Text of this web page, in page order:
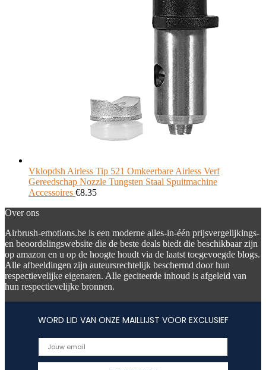
Vklopdsh Airless Tip 521 Omkeerbare Airless Verf
Gereedschap Nozzle Tungsten Staal Spuitmachine
Accessoires €8.35
Over ons
Airbrush-emotions.be is een moderne alles-in-één prijsvergelijkings-
en beoordelingswebsite die de beste deals biedt die beschikbaar zijn
op amazon en u op de hoogte houdt via de laatst toegevoegde blogs.
Alle afbeeldingen zijn auteursrechtelijk beschermd door hun
respectievelijke eigenaren. Alle geciteerde inhoud is afgeleid van
hun respectievelijke bronnen.
WORD LID VAN ONZE MAILLIJST VOOR EXCLUSIEF